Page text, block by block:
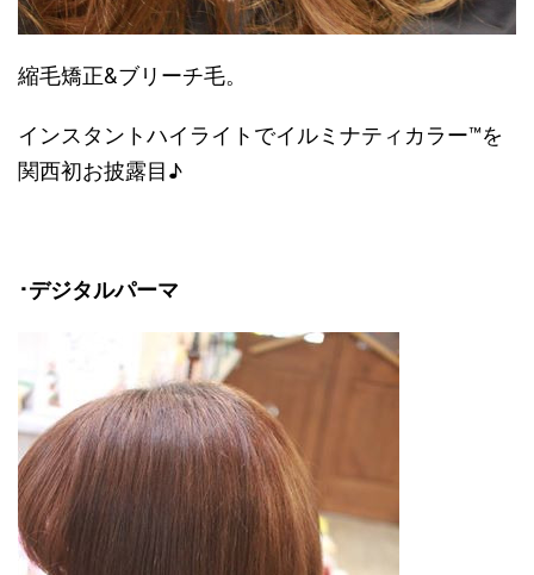
縮毛矯正&ブリーチ毛。
インスタントハイライトでイルミナティカラー™を
関西初お披露目♪
･デジタルパーマ